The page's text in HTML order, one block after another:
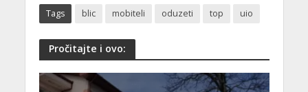
Tags blic mobiteli oduzeti top uio
Pročitajte i ovo: